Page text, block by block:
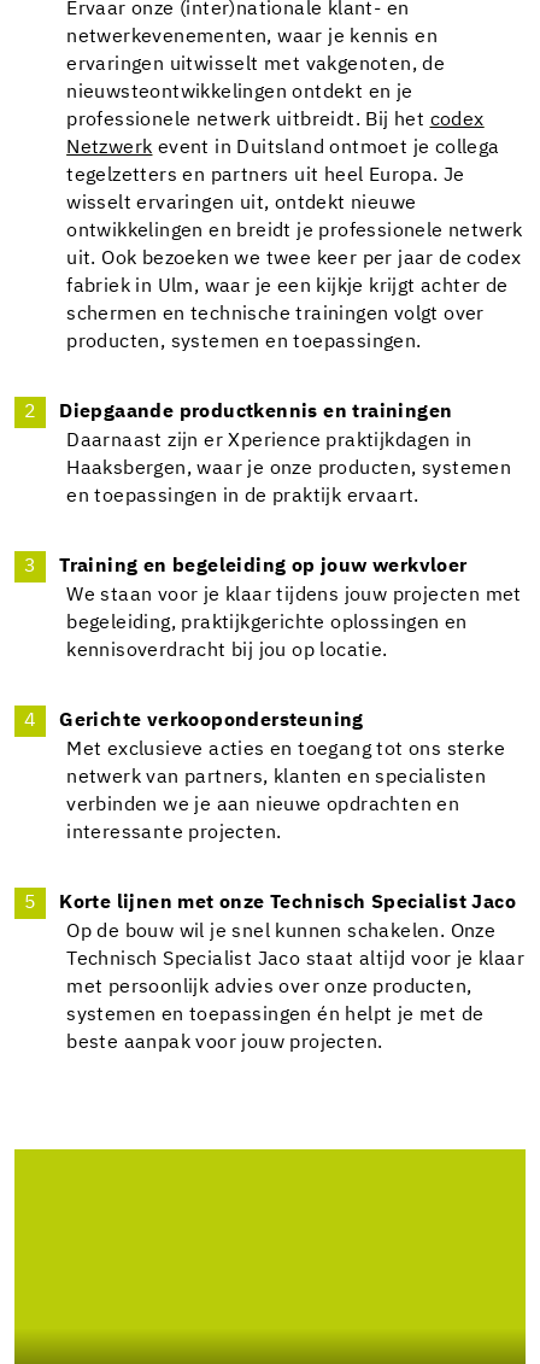
Ervaar onze (inter)nationale klant- en
netwerkevenementen, waar je kennis en
ervaringen uitwisselt met vakgenoten, de
nieuwsteontwikkelingen ontdekt en je
professionele netwerk uitbreidt. Bij het codex
Netzwerk event in Duitsland ontmoet je collega
tegelzetters en partners uit heel Europa. Je
wisselt ervaringen uit, ontdekt nieuwe
ontwikkelingen en breidt je professionele netwerk
uit. Ook bezoeken we twee keer per jaar de codex
fabriek in Ulm, waar je een kijkje krijgt achter de
schermen en technische trainingen volgt over
producten, systemen en toepassingen.
Diepgaande productkennis en trainingen
Daarnaast zijn er Xperience praktijkdagen in
Haaksbergen, waar je onze producten, systemen
en toepassingen in de praktijk ervaart.
Training en begeleiding op jouw werkvloer
We staan voor je klaar tijdens jouw projecten met
begeleiding, praktijkgerichte oplossingen en
kennisoverdracht bij jou op locatie.
Gerichte verkoopondersteuning
Met exclusieve acties en toegang tot ons sterke
netwerk van partners, klanten en specialisten
verbinden we je aan nieuwe opdrachten en
interessante projecten.
Korte lijnen met onze Technisch Specialist Jaco
Op de bouw wil je snel kunnen schakelen. Onze
Technisch Specialist Jaco staat altijd voor je klaar
met persoonlijk advies over onze producten,
systemen en toepassingen én helpt je met de
beste aanpak voor jouw projecten.